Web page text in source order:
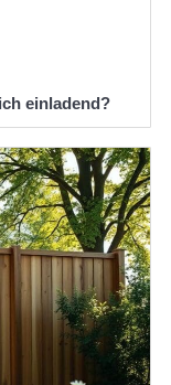
einladend?